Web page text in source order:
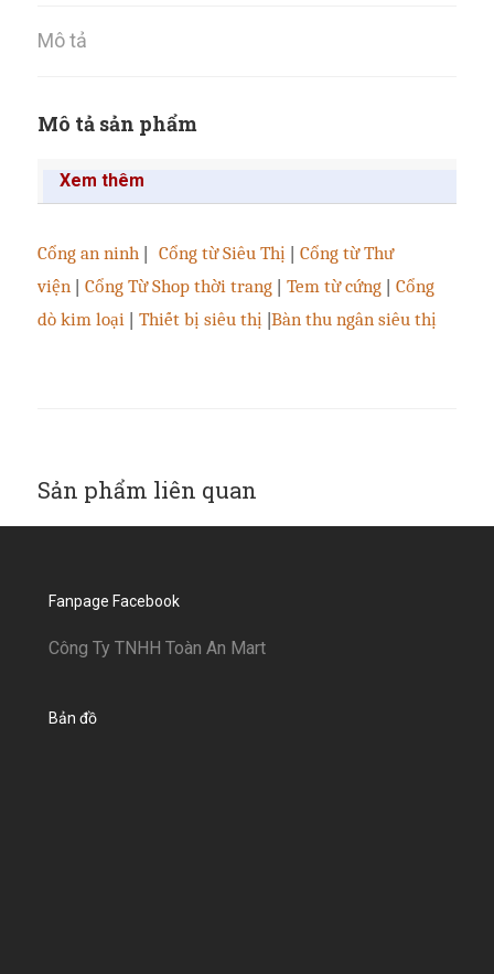
Mô tả
Mô tả sản phẩm
Xem thêm
Cổng an ninh | Cổng từ Siêu Thị | Cổng từ Thư
viện | Cổng Từ Shop thời trang | Tem từ cứng | Cổng
dò kim loại | Thiết bị siêu thị |Bàn thu ngân siêu thị
Sản phẩm liên quan
Fanpage Facebook
Công Ty TNHH Toàn An Mart
Bản đồ